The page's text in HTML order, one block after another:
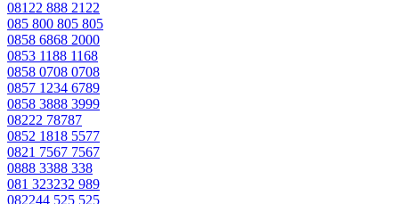
08122 888 2122
085 800 805 805
0858 6868 2000
0853 1188 1168
0858 0708 0708
0857 1234 6789
0858 3888 3999
08222 78787
0852 1818 5577
0821 7567 7567
0888 3388 338
081 323232 989
082244 525 525